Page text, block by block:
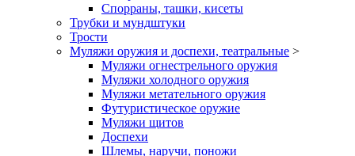
Спорраны, ташки, кисеты
Трубки и мундштуки
Трости
Муляжи оружия и доспехи, театральные >
Муляжи огнестрельного оружия
Муляжи холодного оружия
Муляжи метательного оружия
Футуристическое оружие
Муляжи щитов
Доспехи
Шлемы, наручи, поножи